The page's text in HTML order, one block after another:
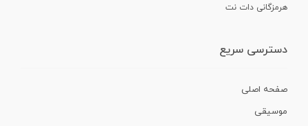
هرمزگانی دات نت
دسترسی سریع
صفحه اصلی
موسیقی